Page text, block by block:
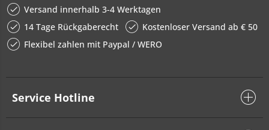
Versand innerhalb 3-4 Werktagen
14 Tage Rückgaberecht
Kostenloser Versand ab € 50
Flexibel zahlen mit Paypal / WERO
Service Hotline